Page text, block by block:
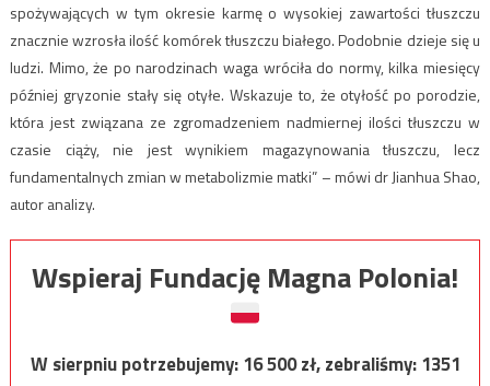
spożywających w tym okresie karmę o wysokiej zawartości tłuszczu
znacznie wzrosła ilość komórek tłuszczu białego. Podobnie dzieje się u
ludzi. Mimo, że po narodzinach waga wróciła do normy, kilka miesięcy
później gryzonie stały się otyłe. Wskazuje to, że otyłość po porodzie,
która jest związana ze zgromadzeniem nadmiernej ilości tłuszczu w
czasie ciąży, nie jest wynikiem magazynowania tłuszczu, lecz
fundamentalnych zmian w metabolizmie matki” – mówi dr Jianhua Shao,
autor analizy.
Wspieraj Fundację Magna Polonia!
W sierpniu potrzebujemy:16 500zł, zebraliśmy:1351